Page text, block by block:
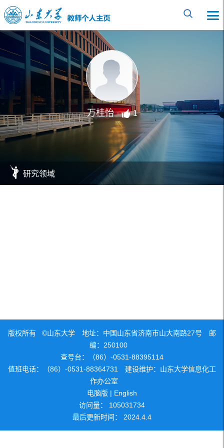
万桂怡 1
研究领域
版权所有 ©山东大学 地址：中国山东省济南市山大南路27号 邮
编：250100
查号台：（86）-0531-88395114
值班电话：（86）-0531-88364731 建设维护：山东大学信息化工
作办公室
电脑版 | English
访问量： 105031734
最后更新时间： 2024 4 4